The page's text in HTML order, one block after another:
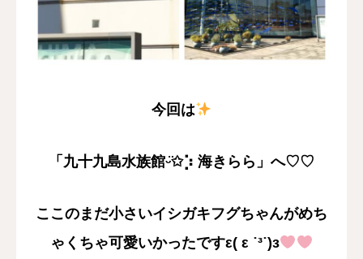
今回は
「九十九島水族館ᵕ̈✩︎⡱ 海きらら」へ♡♡
ここのまだ小さいイシガキフグちゃんがめち
ゃくちゃ可愛いかったですε( ε ˙³˙)з